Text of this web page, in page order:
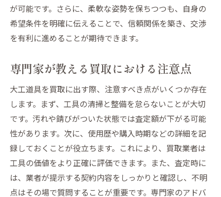
が可能です。さらに、柔軟な姿勢を保ちつつも、自身の
希望条件を明確に伝えることで、信頼関係を築き、交渉
を有利に進めることが期待できます。
専門家が教える買取における注意点
大工道具を買取に出す際、注意すべき点がいくつか存在
します。まず、工具の清掃と整備を怠らないことが大切
です。汚れや錆びがついた状態では査定額が下がる可能
性があります。次に、使用歴や購入時期などの詳細を記
録しておくことが役立ちます。これにより、買取業者は
工具の価値をより正確に評価できます。また、査定時に
は、業者が提示する契約内容をしっかりと確認し、不明
点はその場で質問することが重要です。専門家のアドバ